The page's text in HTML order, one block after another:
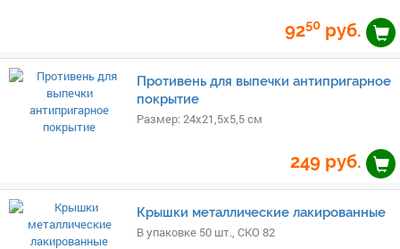
9250 руб.
Противень для выпечки антипригарное
покрытие
Размер: 24х21,5х5,5 см
249 руб.
Крышки металлические лакированные
В упаковке 50 шт., СКО 82